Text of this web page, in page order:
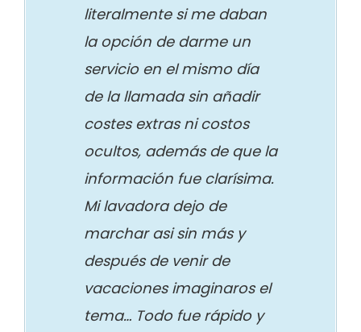
literalmente si me daban
la opción de darme un
servicio en el mismo día
de la llamada sin añadir
costes extras ni costos
ocultos, además de que la
información fue clarísima.
Mi lavadora dejo de
marchar asi sin más y
después de venir de
vacaciones imaginaros el
tema… Todo fue rápido y